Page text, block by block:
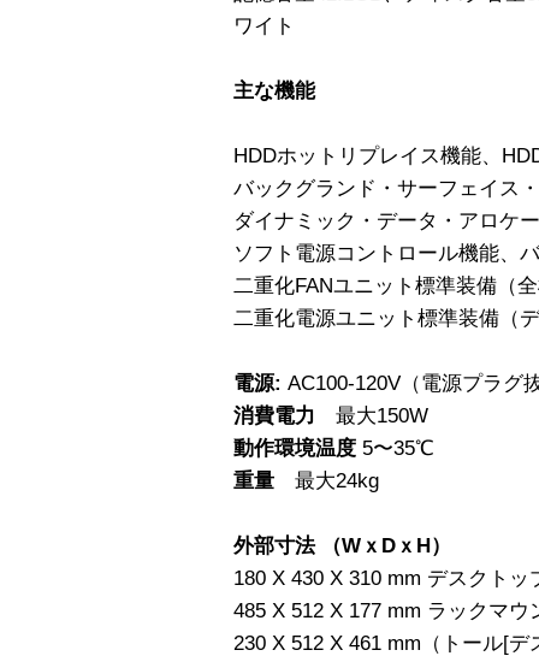
ワイト
主な機能
HDDホットリプレイス機能、
バックグランド・サーフェイス
ダイナミック・データ・アロケ
ソフト電源コントロール機能、
二重化FANユニット標準装備（
二重化電源ユニット標準装備（
電源: AC100-120V（電源プラグ
消費電力 最大150W
動作環境温度 5〜35℃
重量 最大24kg
外部寸法 （WｘDｘH）
180 X 430 X 310 mm デスクトッ
485 X 512 X 177 mm ラックマウ
230 X 512 X 461 mm（トール[